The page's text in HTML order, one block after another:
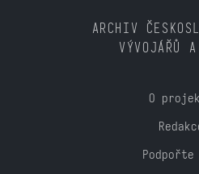
ARCHIV
VÝVOJÁŘŮ A
O
Podpořte